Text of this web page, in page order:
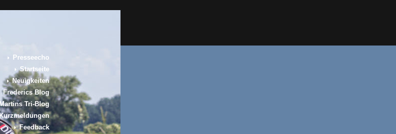
Presseecho
Startseite
Neuigkeiten
Frederics Blog
Tri-Blog
Feedback